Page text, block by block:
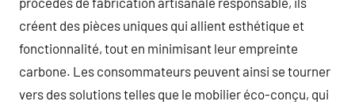
créent des pièces uniques qui allient esthétique et
fonctionnalité, tout en minimisant leur empreinte
carbone. Les consommateurs peuvent ainsi se tourner
vers des solutions telles que le mobilier éco-conçu, qui